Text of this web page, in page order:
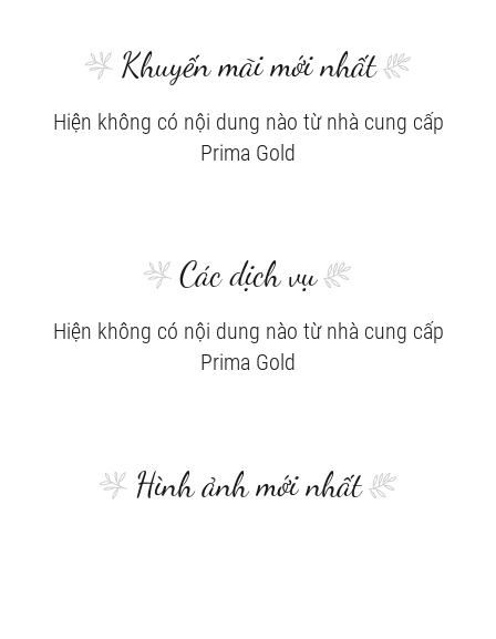
Khuyến mãi mới nhất
Hiện không có nội dung nào từ nhà cung cấp
Prima Gold
Các dịch vụ
Hiện không có nội dung nào từ nhà cung cấp
Prima Gold
Hình ảnh mới nhất